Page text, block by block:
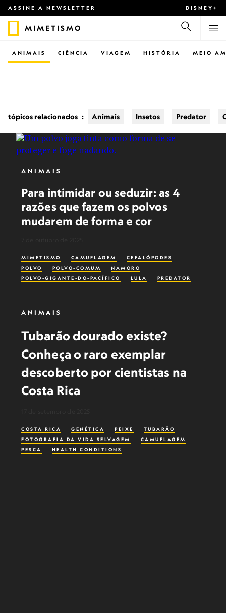
ASSINE A NEWSLETTER DISNEY+
MIMETISMO
CIÊNCIA VIAGEM
ANIMAIS HISTÓRIA MEIO
tópicos relacionados : Animais Insetos Predator
ANIMAIS
Para intimidar ou seduzir: as 4
razões que fazem os polvos
mudarem de forma e cor
MIMETISMO CAMUFLAGEM
CEFALÓPODES
POLVO
POLVO-COMUM
NAMORO
POLVO-GIGANTE-DO-PACÍFICO
LULA PREDATOR
ANIMAIS
Tubarão dourado existe?
Conheça o raro exemplar
descoberto por cientistas na
Costa Rica
COSTA RICA GENÉTICA PEIXE
TUBARÃO
FOTOGRAFIA DA VIDA SELVAGEM
CAMUFLAGEM
PESCA
HEALTH CONDITIONS